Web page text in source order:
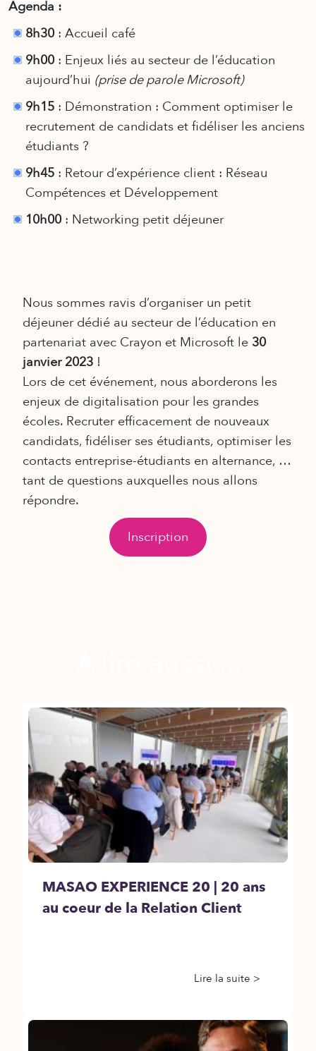
Agenda :
8h30: Accueil café
9h00: Enjeux liés au secteur de l’éducation
aujourd’hui (prise de parole Microsoft)
9h15 : Démonstration : Comment optimiser le
recrutement de candidats et fidéliser les anciens
étudiants ?
9h45 : Retour d’expérience client : Réseau
Compétences et Développement
10h00: Networking petit déjeuner
Nous sommes ravis d’organiser un petit
déjeuner dédié au secteur de l’éducation en
partenariat avec Crayon et Microsoft le 30
janvier 2023 !
Lors de cet événement, nous aborderons les
enjeux de digitalisation pour les grandes
écoles. Recruter efficacement de nouveaux
candidats, fidéliser ses étudiants, optimiser les
contacts entreprise-étudiants en alternance, …
tant de questions auxquelles nous allons
répondre.
Inscription
MASAO EXPERIENCE 20 | 20 ans
au coeur de la Relation Client
Lire la suite >